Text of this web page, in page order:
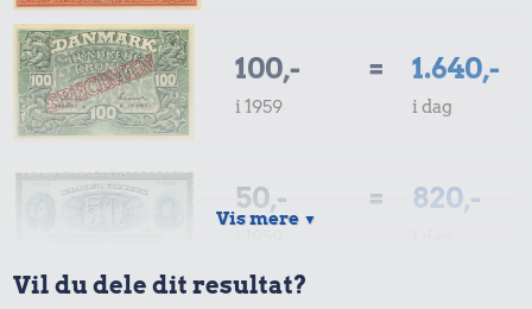
100,-
i 1959
= 1.640,-
i dag
50,- = 820,-
Vis mere ▼
Vil du dele dit resultat?